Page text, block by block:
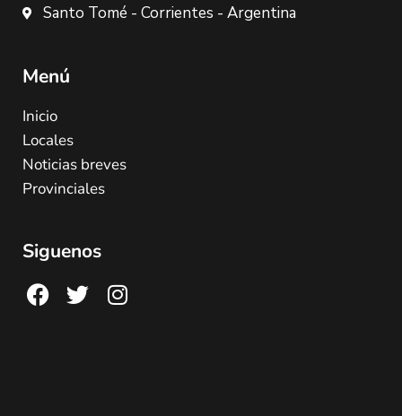
Santo Tomé - Corrientes - Argentina
Menú
Inicio
Locales
Noticias breves
Provinciales
Siguenos